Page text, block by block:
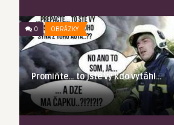
0 OBRÁZKY
Promiňte… to jste vy kdo vytáhl…